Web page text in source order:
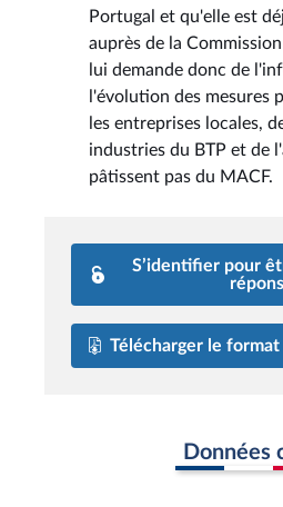
Portugal et qu'elle est
auprès de la
lui demande donc de
l'évolution des mesures
les entreprises locales,
industries du BTP et de
pâtissent pas du MACF.
S’identifier pour
Télécharger le
Données